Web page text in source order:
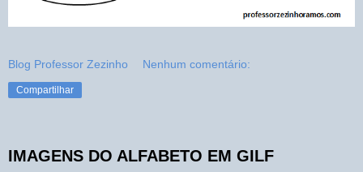
Blog Professor Zezinho Nenhum comentário:
Compartilhar
IMAGENS DO ALFABETO EM GILF